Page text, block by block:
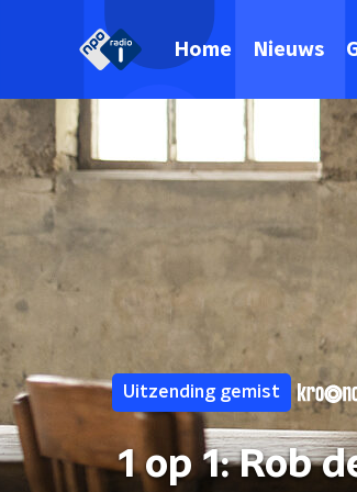
Home Nieuws
Uitzending gemist
1 op 1: Rob